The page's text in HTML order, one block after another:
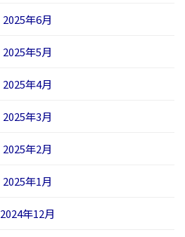
2025年6月
2025年5月
2025年4月
2025年3月
2025年2月
2025年1月
2024年12月